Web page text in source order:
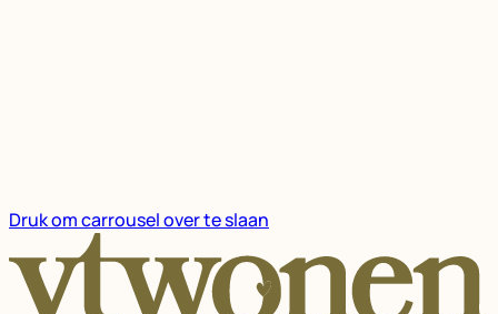
Druk om carrousel over te slaan